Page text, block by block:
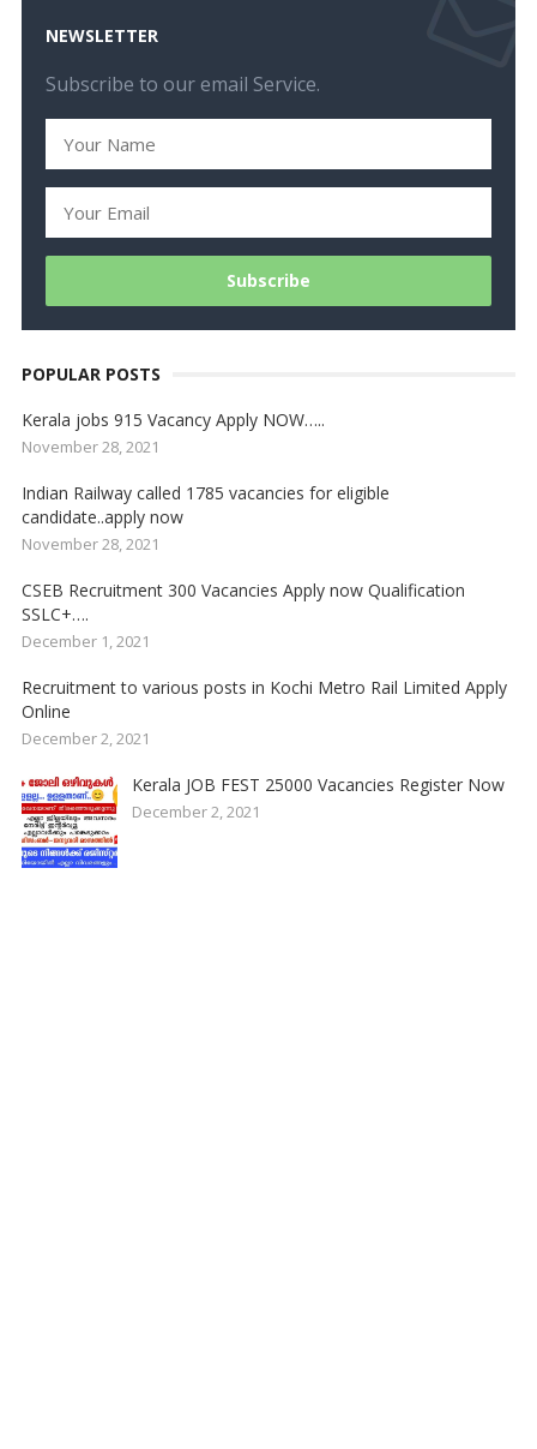
NEWSLETTER
Subscribe to our email Service.
POPULAR POSTS
Kerala jobs 915 Vacancy Apply NOW…..
November 28, 2021
Indian Railway called 1785 vacancies for eligible
candidate..apply now
November 28, 2021
CSEB Recruitment 300 Vacancies Apply now Qualification
SSLC+….
December 1, 2021
Recruitment to various posts in Kochi Metro Rail Limited Apply
Online
December 2, 2021
Kerala JOB FEST 25000 Vacancies Register Now
December 2, 2021